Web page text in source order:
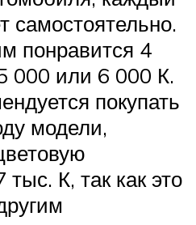
самостоятельно.
понравится 4
000 или 6 000 К.
покупать
модели,
тыс. К, так как это